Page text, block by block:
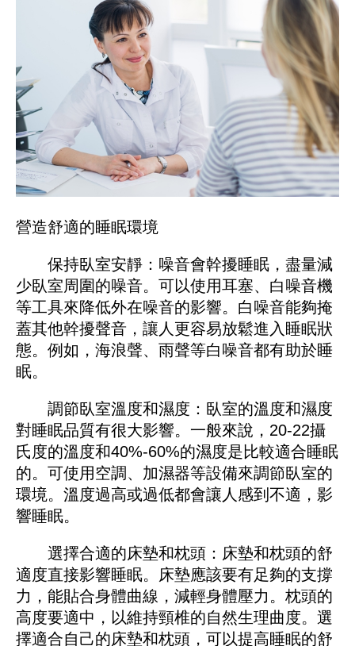
營造舒適的睡眠環境
保持臥室安靜：噪音會幹擾睡眠，盡量減
少臥室周圍的噪音。可以使用耳塞、白噪音機
等工具來降低外在噪音的影響。白噪音能夠掩
蓋其他幹擾聲音，讓人更容易放鬆進入睡眠狀
態。例如，海浪聲、雨聲等白噪音都有助於睡
眠。
調節臥室溫度和濕度：臥室的溫度和濕度
對睡眠品質有很大影響。一般來說，20-22攝
氏度的溫度和40%-60%的濕度是比較適合睡眠
的。可使用空調、加濕器等設備來調節臥室的
環境。溫度過高或過低都會讓人感到不適，影
響睡眠。
選擇合適的床墊和枕頭：床墊和枕頭的舒
適度直接影響睡眠。床墊應該要有足夠的支撐
力，能貼合身體曲線，減輕身體壓力。枕頭的
高度要適中，以維持頸椎的自然生理曲度。選
擇適合自己的床墊和枕頭，可以提高睡眠的舒